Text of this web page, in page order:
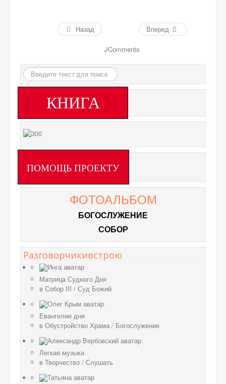
Назад Вперед
JComments
Искать...
КНИГА
ПОМОЩЬ ПРОЕКТУ
ФОТОАЛЬБОМ
БОГОСЛУЖЕНИЕ
СОБОР
Разговорчикивстрою
Матрица Судного Дня
в Собор III / Суд Божий
Евангелие дня
в Обустройство Храма / Богослужение
Легкая музыка
в Творчество / Слушать